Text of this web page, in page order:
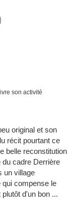
son activité
original et son
récit pourtant ce
belle reconstitution
cadre Derrière
un village
compense le
d'un bon ...